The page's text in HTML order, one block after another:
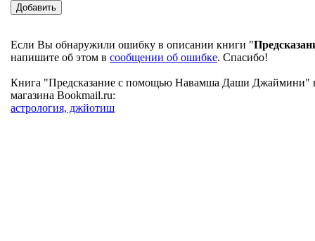
Если Вы обнаружили ошибку в описании книги "
напишите об этом в сообщении об ошибке. Спасибо!
Книга "Предсказание с помощью Навамша Даши Джаймини"
магазина Bookmail.ru:
астрология, джйотиш